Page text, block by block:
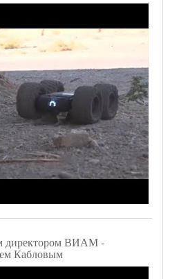
директором ВИАМ -
Кабловым